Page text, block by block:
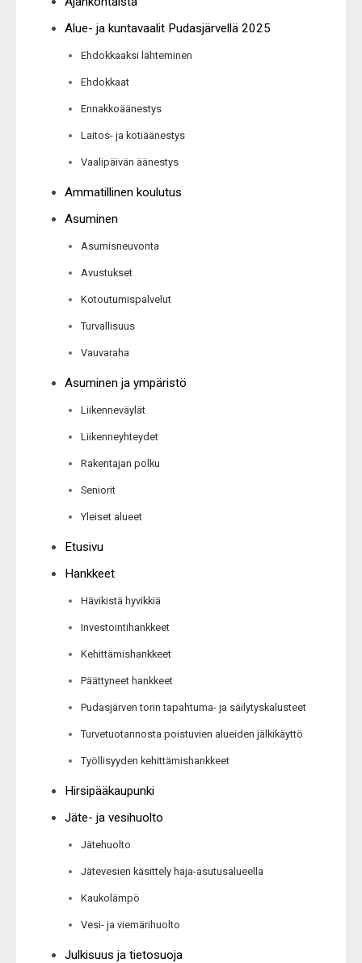
Alue- ja kuntavaalit Pudasjärvellä 2025
Ehdokkaaksi lähteminen
Ehdokkaat
Ennakkoäänestys
Laitos- ja kotiäänestys
Vaalipäivän äänestys
Ammatillinen koulutus
Asuminen
Asumisneuvonta
Avustukset
Kotoutumispalvelut
Turvallisuus
Vauvaraha
Asuminen ja ympäristö
Liikenneväylät
Liikenneyhteydet
Rakentajan polku
Seniorit
Yleiset alueet
Etusivu
Hankkeet
Hävikistä hyvikkiä
Investointihankkeet
Kehittämishankkeet
Päättyneet hankkeet
Pudasjärven torin tapahtuma- ja säilytyskalusteet
Turvetuotannosta poistuvien alueiden jälkikäyttö
Työllisyyden kehittämishankkeet
Hirsipääkaupunki
Jäte- ja vesihuolto
Jätehuolto
Jätevesien käsittely haja-asutusalueella
Kaukolämpö
Vesi- ja viemärihuolto
Julkisuus ja tietosuoja